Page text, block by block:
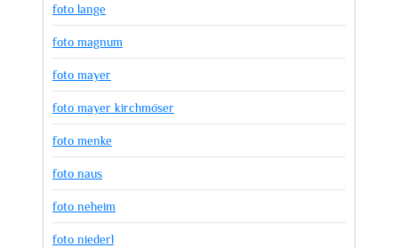
foto lange
foto magnum
foto mayer
foto mayer kirchmöser
foto menke
foto naus
foto neheim
foto niederl